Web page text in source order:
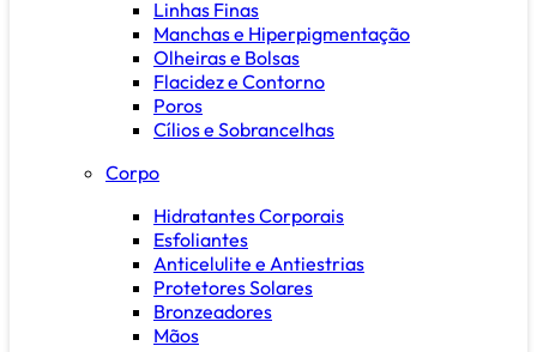
Linhas Finas
Manchas e Hiperpigmentação
Olheiras e Bolsas
Flacidez e Contorno
Poros
Cílios e Sobrancelhas
Corpo
Hidratantes Corporais
Esfoliantes
Anticelulite e Antiestrias
Protetores Solares
Bronzeadores
Mãos